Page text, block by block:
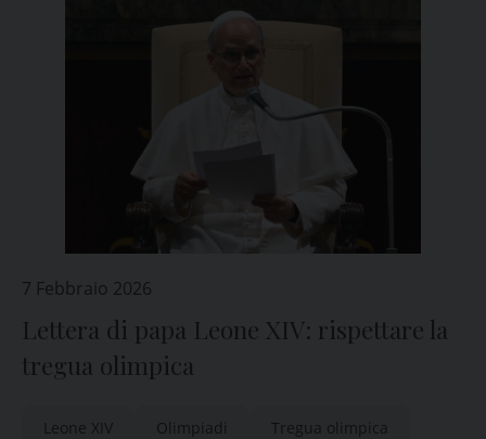
7 Febbraio 2026
Lettera di papa Leone XIV: rispettare la
tregua olimpica
Leone XIV Olimpiadi Tregua olimpica